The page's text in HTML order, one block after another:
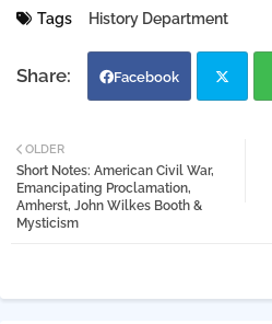
Tags History Department
Facebook
tter
OLDER
Short Notes: American Civil War,
Emancipating Proclamation,
Amherst, John Wilkes Booth &
Mysticism